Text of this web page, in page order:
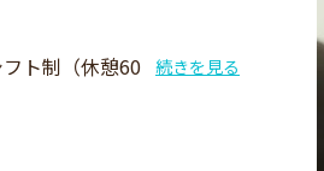
ト制（休憩60 続きを見る